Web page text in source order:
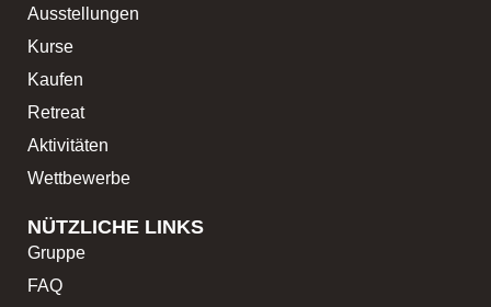
Ausstellungen
Kurse
Kaufen
Retreat
Aktivitäten
Wettbewerbe
NÜTZLICHE LINKS
Gruppe
FAQ